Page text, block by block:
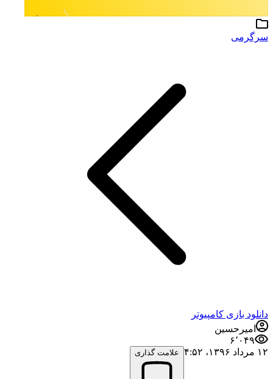
سرگرمی
دانلود بازی کامپیوتر
امیرحسین
۶٬۰۴۹
۱۲ مرداد ۱۳۹۶،‏ ۴:۵۲
علامت گذاری